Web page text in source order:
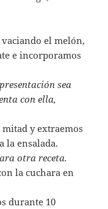
el melón,
e incorporamos
sea
con ella,
y extraemos
la ensalada.
otra receta.
la cuchara en
durante 10